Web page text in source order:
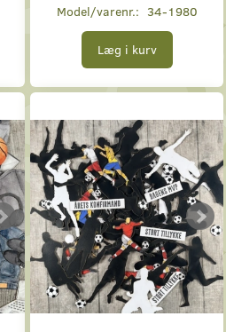
Model/varenr.: 34-1980
Læg i kurv